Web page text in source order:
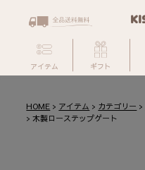
アイテム ギフト
HOME アイテム カテゴリー
木製ローステップゲート